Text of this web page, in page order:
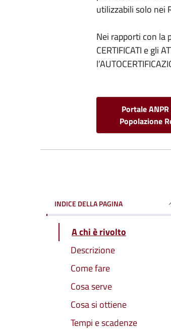
utilizzabili solo nei
Nei rapporti con la
CERTIFICATI e gli
Portale
Popolazione
INDICE DELLA PAGINA
A chi è rivolto
Descrizione
Come fare
Cosa serve
Cosa si ottiene
Tempi e scadenze